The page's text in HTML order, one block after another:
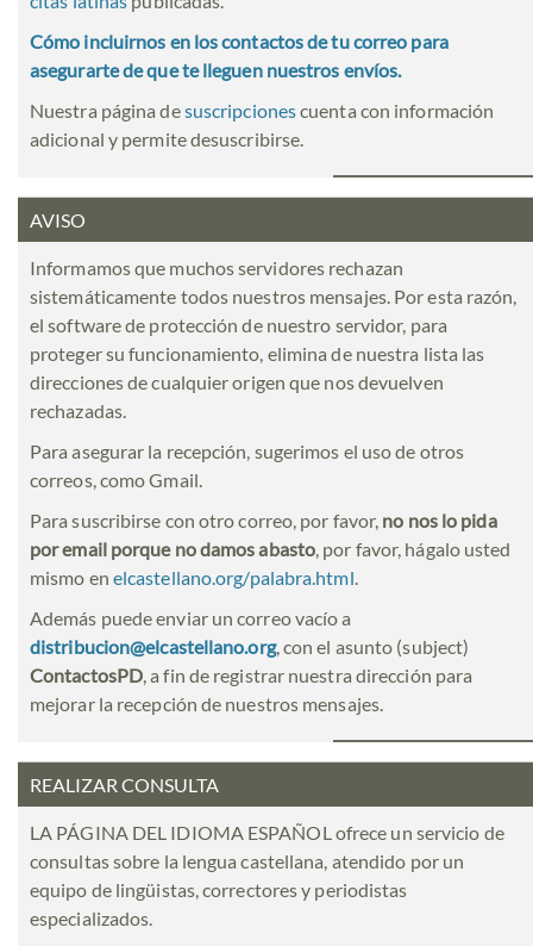
Cómo incluirnos en los contactos de tu correo para
asegurarte de que te lleguen nuestros envíos.
Nuestra página desuscripcionescuenta con información
adicional y permite desuscribirse.
AVISO
Informamos que muchos servidores rechazan
sistemáticamente todos nuestros mensajes. Por esta razón,
el software de protección de nuestro servidor, para
proteger su funcionamiento, elimina de nuestra lista las
direcciones de cualquier origen que nos devuelven
rechazadas.
Para asegurar la recepción, sugerimos el uso de otros
correos, como Gmail.
Para suscribirse con otro correo, por favor, no nos lo pida
por email porque no damos abasto, por favor, hágalo usted
mismo en elcastellano.org/palabra.html.
Además puede enviar un correo vacío a
distribucion@elcastellano.org, con el asunto (subject)
ContactosPD, a fin de registrar nuestra dirección para
mejorar la recepción de nuestros mensajes.
REALIZAR CONSULTA
LA PÁGINA DEL IDIOMA ESPAÑOL ofrece un servicio de
consultas sobre la lengua castellana, atendido por un
equipo de lingüistas, correctores y periodistas
especializados.